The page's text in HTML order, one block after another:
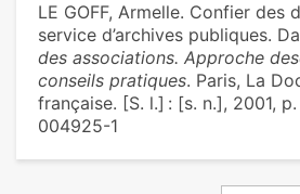
LE GOFF, Armelle. Confier des
service d’archives publiques.
des associations. Approche
conseils pratiques. Paris, La
française. [S. l.] : [s. n.], 2001, p.
004925-1